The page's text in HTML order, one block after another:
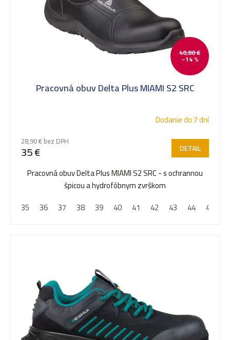
40,80 €
–14 %
Pracovná obuv Delta Plus MIAMI S2 SRC
Dodanie do 7 dní
28,90 € bez DPH
35 € DETAIL
Pracovná obuv Delta Plus MIAMI S2 SRC - s ochrannou
špicou a hydrofóbnym zvrškom
35
36 37 38 39 40 41 42 43 44 45